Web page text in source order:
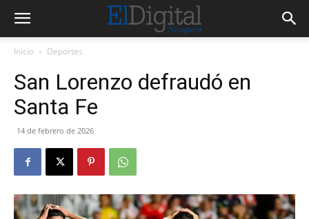
Inicio Deportes
San Lorenzo defraudó en
Santa Fe
14 de febrero de 2026